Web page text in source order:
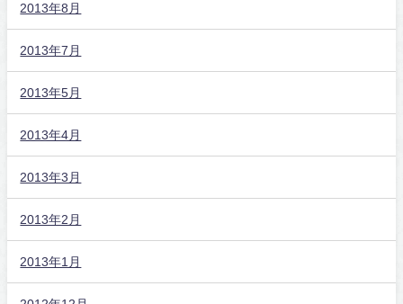
2013年8月
2013年7月
2013年5月
2013年4月
2013年3月
2013年2月
2013年1月